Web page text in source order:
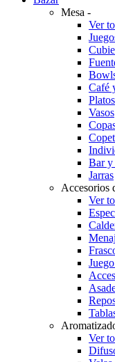
Mesa -
Ver
Café
Platos
Vasos
Bar y
Jarras
Accesorios
Ver
Ver